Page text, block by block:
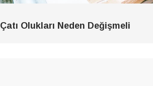
Çatı Olukları Neden Değişmeli